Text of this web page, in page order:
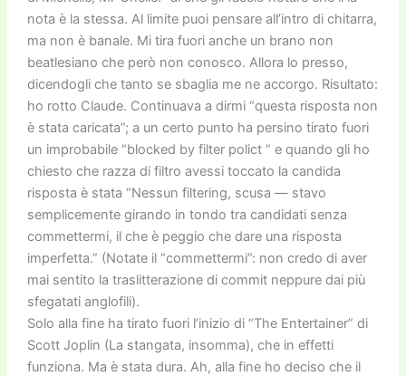
nota è la stessa. Al limite puoi pensare all’intro di chitarra,
ma non è banale. Mi tira fuori anche un brano non
beatlesiano che però non conosco. Allora lo presso,
dicendogli che tanto se sbaglia me ne accorgo. Risultato:
ho rotto Claude. Continuava a dirmi “questa risposta non
è stata caricata”; a un certo punto ha persino tirato fuori
un improbabile “blocked by filter polict ” e quando gli ho
chiesto che razza di filtro avessi toccato la candida
risposta è stata “Nessun filtering, scusa — stavo
semplicemente girando in tondo tra candidati senza
commettermi, il che è peggio che dare una risposta
imperfetta.” (Notate il “commettermi”: non credo di aver
mai sentito la traslitterazione di commit neppure dai più
sfegatati anglofili).
Solo alla fine ha tirato fuori l’inizio di “The Entertainer” di
Scott Joplin (La stangata, insomma), che in effetti
funziona. Ma è stata dura. Ah, alla fine ho deciso che il